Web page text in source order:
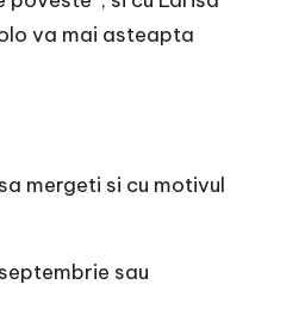
va mai asteapta
mergeti si cu motivul
sau